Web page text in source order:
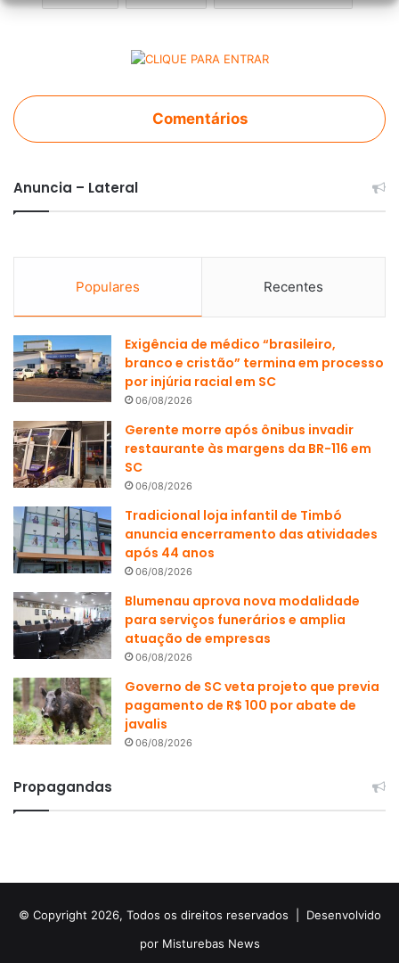
Comentários
Anuncia – Lateral
Populares Recentes
Exigência de médico “brasileiro,
branco e cristão” termina em processo
por injúria racial em SC
06/08/2026
Gerente morre após ônibus invadir
restaurante às margens da BR-116 em
SC
06/08/2026
Tradicional loja infantil de Timbó
anuncia encerramento das atividades
após 44 anos
06/08/2026
Blumenau aprova nova modalidade
para serviços funerários e amplia
atuação de empresas
06/08/2026
Governo de SC veta projeto que previa
pagamento de R$ 100 por abate de
javalis
06/08/2026
Propagandas
© Copyright 2026, Todos os direitos reservados | Desenvolvido
por Misturebas News